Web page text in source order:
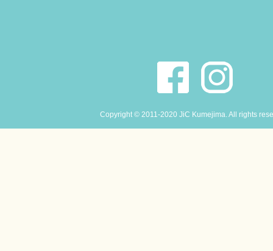
Copyright © 2011-2020 JiC Kumejima. All rights